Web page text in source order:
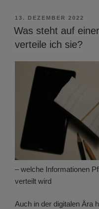
VERÖFFENTLICHT
AM
13. DEZEMBER 2022
Was steht auf
verteile ich sie?
– welche Informationen
verteilt wird
Auch in der digitalen Ära